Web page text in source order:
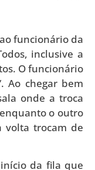
funcionário da
inclusive a
O funcionário
Ao chegar bem
onde a troca
o outro
volta trocam de
da fila que